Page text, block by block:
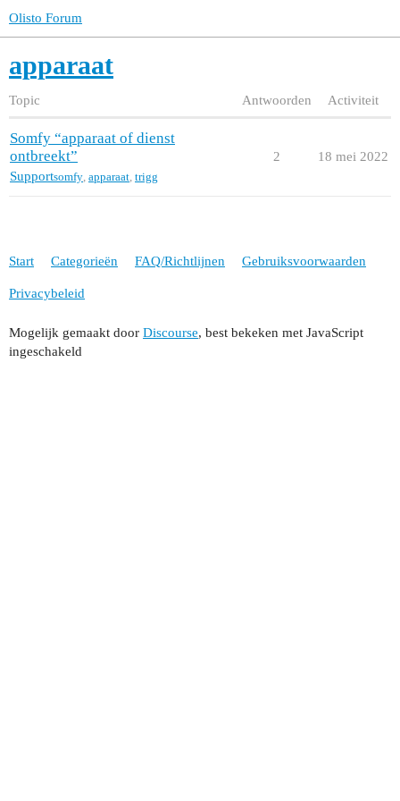
Olisto Forum
apparaat
Topic Antwoorden Activiteit
Somfy “apparaat of dienst
ontbreekt”
Supportsomfy apparaat trigg
2 18 mei 2022
Start Categorieën FAQ/Richtlijnen Gebruiksvoorwaarden
Privacybeleid
Mogelijk gemaakt door Discourse, best bekeken met JavaScript
ingeschakeld